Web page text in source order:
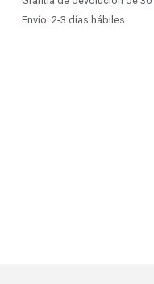
Envío: 2-3 días hábiles